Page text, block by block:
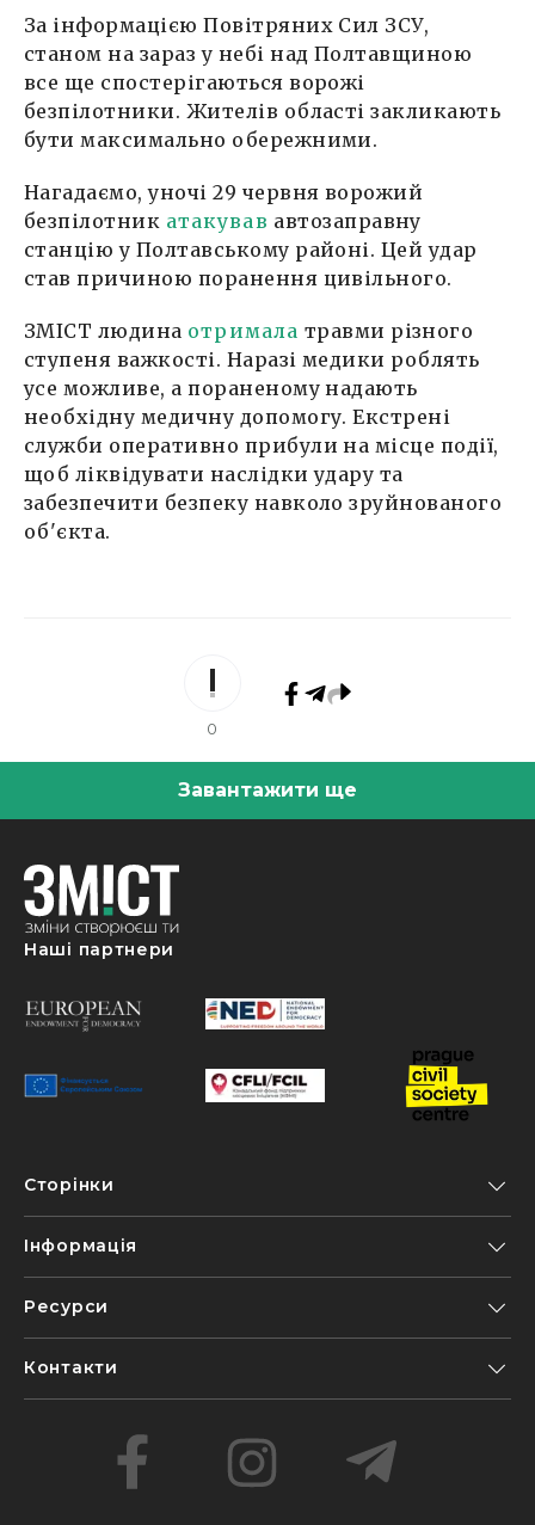
За інформацією Повітряних Сил ЗСУ,
станом на зараз у небі над Полтавщиною
все ще спостерігаються ворожі
безпілотники. Жителів області закликають
бути максимально обережними.
Нагадаємо, уночі 29 червня ворожий
безпілотник атакував автозаправну
станцію у Полтавському районі. Цей удар
став причиною поранення цивільного.
ЗМІСТ людина отримала травми різного
ступеня важкості. Наразі медики роблять
усе можливе, а пораненому надають
необхідну медичну допомогу. Екстрені
служби оперативно прибули на місце події,
щоб ліквідувати наслідки удару та
забезпечити безпеку навколо зруйнованого
об'єкта.
0
Завантажити ще
Наші партнери
Сторінки
Інформація
Ресурси
Контакти